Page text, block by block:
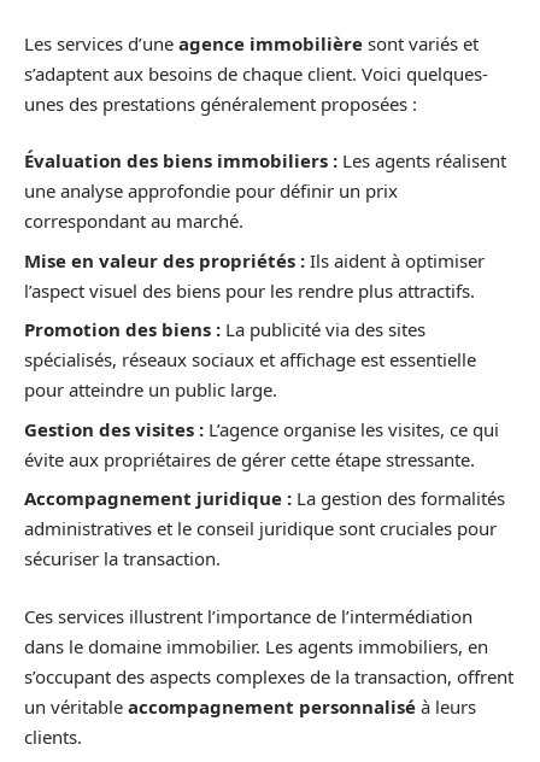
Les services d’une agence immobilière sont variés et
s’adaptent aux besoins de chaque client. Voici quelques-
unes des prestations généralement proposées :
Évaluation des biens immobiliers : Les agents réalisent
une analyse approfondie pour définir un prix
correspondant au marché.
Mise en valeur des propriétés : Ils aident à optimiser
l’aspect visuel des biens pour les rendre plus attractifs.
Promotion des biens : La publicité via des sites
spécialisés, réseaux sociaux et affichage est essentielle
pour atteindre un public large.
Gestion des visites : L’agence organise les visites, ce qui
évite aux propriétaires de gérer cette étape stressante.
Accompagnement juridique : La gestion des formalités
administratives et le conseil juridique sont cruciales pour
sécuriser la transaction.
Ces services illustrent l’importance de l’intermédiation
dans le domaine immobilier. Les agents immobiliers, en
s’occupant des aspects complexes de la transaction, offrent
un véritable accompagnement personnalisé à leurs
clients.